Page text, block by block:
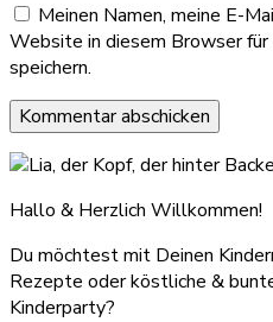
Meinen Namen, meine E-
Website in diesem Browser
speichern.
Hallo & Herzlich Willkommen!
Du möchtest mit Deinen
Rezepte oder köstliche &
Kinderparty?